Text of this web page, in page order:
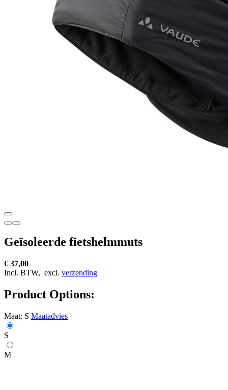
Geïsoleerde fietshelmmuts
€ 37,00
Incl. BTW, excl. verzending
Product Options:
Maat: S Maatadvies
S
M